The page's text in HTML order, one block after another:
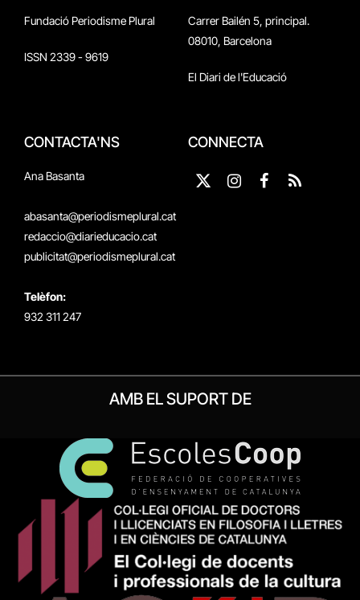
Fundació Periodisme Plural
ISSN 2339 - 9619
Carrer Bailén 5, principal.
08010, Barcelona
El Diari de l'Educació
CONTACTA'NS
Ana Basanta
abasanta@periodismeplural.cat
redaccio@diarieducacio.cat
publicitat@periodismeplural.cat
Telèfon:
932 311 247
CONNECTA
X
Instagram
Facebook
RSS
AMB EL SUPORT DE